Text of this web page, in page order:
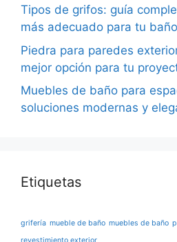
Tipos de grifos: guía
más adecuado para tu
Piedra para paredes
mejor opción para tu
Muebles de baño para
soluciones modernas y
Etiquetas
grifería mueble de baño muebles de baño